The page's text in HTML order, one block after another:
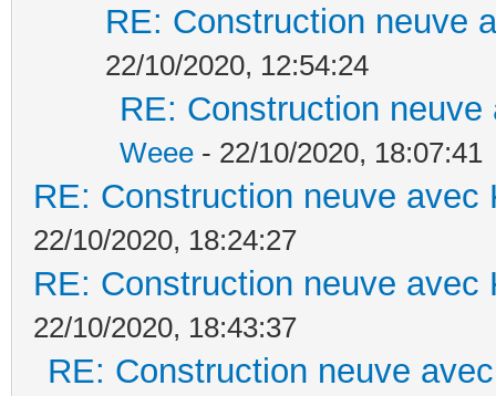
RE: Construction neuve
22/10/2020, 12:54:24
RE: Construction
Weee - 22/10/2020, 18:07:41
RE: Construction neuve avec
22/10/2020, 18:24:27
RE: Construction neuve avec
22/10/2020, 18:43:37
RE: Construction neuve